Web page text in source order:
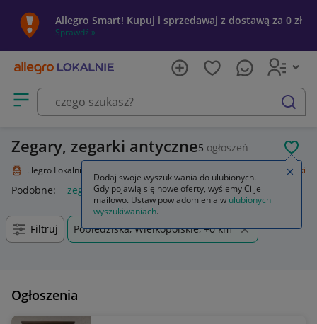
Allegro Smart! Kupuj i sprzedawaj z dostawą za 0 zł
Sprawdź »
Otwórz menu z kategoriami
szukaj
Zegary, zegarki antyczne5 ogłoszeń
Allegro Lokalnie Zegary, zegarki
Podobne: zegary i zegarki zegar
Filtruj Pobiedziska, Wielkopolskie, +0 km
Ogłoszenia
Dodaj swoje wyszukiwania do ulubionych.
Gdy pojawią się nowe oferty, wyślemy Ci je
mailowo. Ustaw powiadomienia w ulubionych
wyszukiwaniach.